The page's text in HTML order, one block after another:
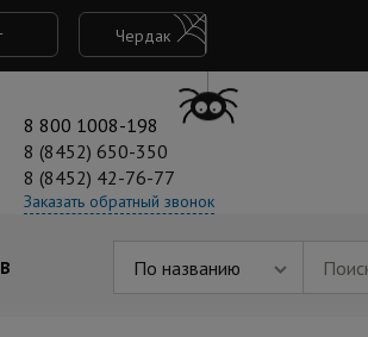
Чердак
8 800 1008-198
8 (8452) 650-350
8 (8452) 42-76-77
Заказать обратный звонок
По названию